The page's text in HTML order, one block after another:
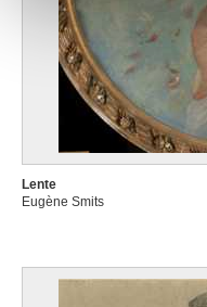
Lente
Eugène Smits